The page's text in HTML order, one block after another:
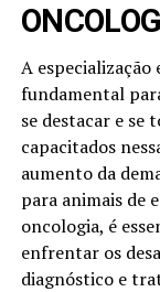
A
fundamental
se destacar e se
capacitados
aumento da
para animais de
oncologia, é
enfrentar os
diagnóstico e